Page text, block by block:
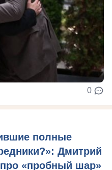
0
полные
Дмитрий
«пробный шар»